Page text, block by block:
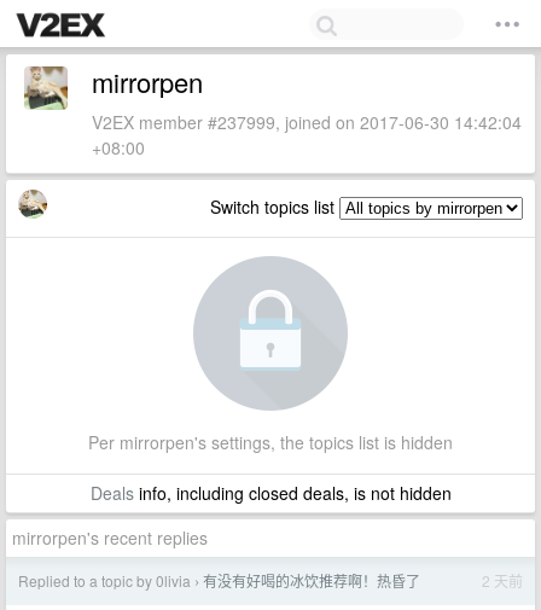
mirrorpen
V2EX member #237999, joined on 2017-06-30 14:42:04
+08:00
Switch topics list
Per mirrorpen's settings, the topics list is hidden
Dealsinfo, including closed deals, is not hidden
mirrorpen's recent replies
Replied to a topic by 0livia › 有没有好喝的冰饮推荐啊！热昏了 2 天前